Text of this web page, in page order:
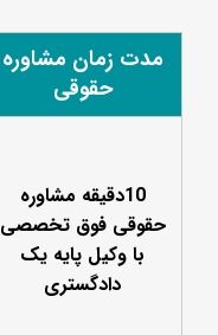
مدت زمان مشاوره
حقوقی
10دقیقه مشاوره
حقوقی فوق تخصصی
با وکیل پایه یک
دادگستری